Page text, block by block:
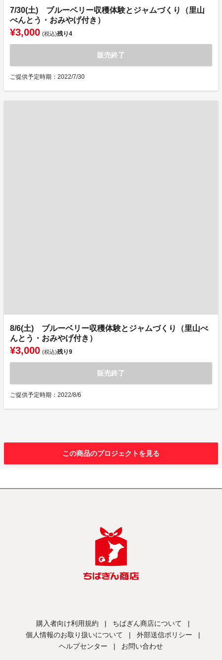
7/30(土) ブルーベリー収穫体験とジャムづくり（里山
べんとう・おみやげ付き）
¥3,000 (税込)残り4
販売終了
ご提供予定時期：2022/7/30
8/6(土) ブルーベリー収穫体験とジャムづくり（里山べ
んとう・おみやげ付き）
¥3,000 (税込)残り9
販売終了
ご提供予定時期：2022/8/6
この商品のプロジェクトを見る
購入者向け利用規約 | ちばぎん商店について
|
個人情報のお取り扱いについて
| 外部送信ポリシー
|
ヘルプセンター
| お問い合わせ